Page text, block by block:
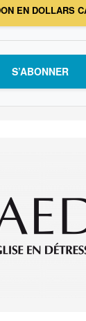
EN DOLLARS
S’ABONNER